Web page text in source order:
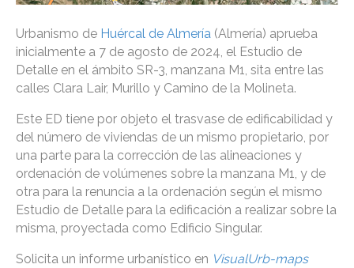
Urbanismo de Huércal de Almería (Almería) aprueba
inicialmente a 7 de agosto de 2024, el Estudio de
Detalle en el ámbito SR-3, manzana M1, sita entre las
calles Clara Lair, Murillo y Camino de la Molineta.
Este ED tiene por objeto el trasvase de edificabilidad y
del número de viviendas de un mismo propietario, por
una parte para la corrección de las alineaciones y
ordenación de volúmenes sobre la manzana M1, y de
otra para la renuncia a la ordenación según el mismo
Estudio de Detalle para la edificación a realizar sobre la
misma, proyectada como Edificio Singular.
Solicita un informe urbanístico en VisualUrb-maps